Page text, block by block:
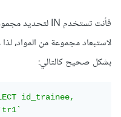
بشكل صحيح كالتالي:
id_trainee,